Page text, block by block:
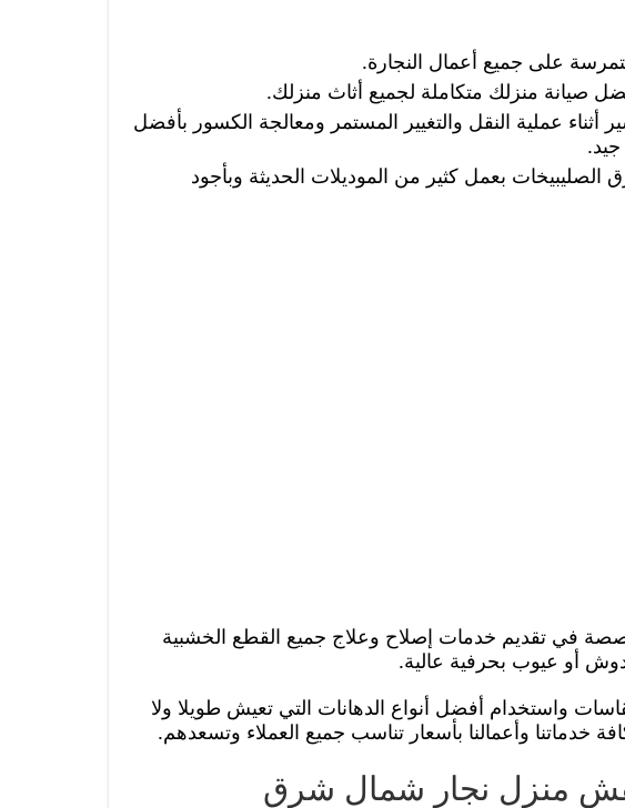
على جميع أعمال النجارة.
صيانة منزلك متكاملة لجميع أثاث منزلك.
عملية النقل والتغيير المستمر ومعالجة الكسور بأفضل
بعمل كثير من الموديلات الحديثة وبأجود
في تقديم خدمات إصلاح وعلاج جميع القطع الخشبية
أو عيوب بحرفية عالية.
واستخدام أفضل أنواع الدهانات التي تعيش طويلا ولا
خدماتنا وأعمالنا بأسعار تناسب جميع العملاء وتسعدهم.
منزل نجار شمال شرق